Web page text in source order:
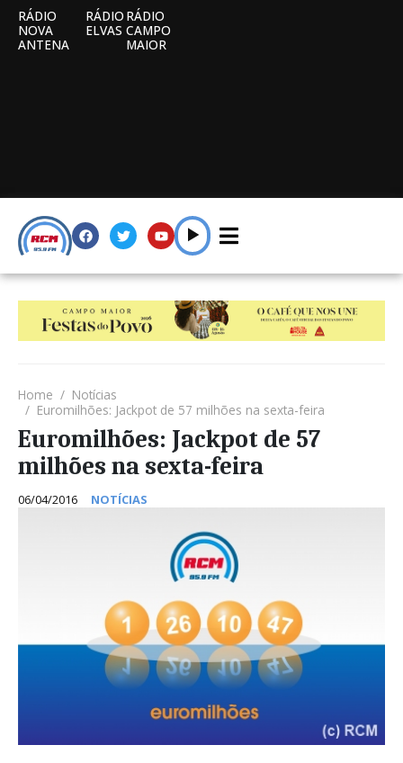
RÁDIO
NOVA
ANTENA
RÁDIO
ELVAS
RÁDIO
CAMPO
MAIOR
Home
Notícias
Euromilhões: Jackpot de 57 milhões na sexta-feira
Euromilhões: Jackpot de 57
milhões na sexta-feira
06/04/2016 NOTÍCIAS